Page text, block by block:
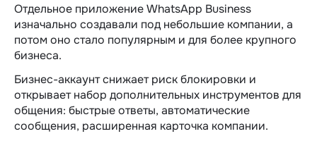
Отдельное приложение WhatsApp Business
изначально создавали под небольшие компании, а
потом оно стало популярным и для более крупного
бизнеса.
Бизнес-аккаунт снижает риск блокировки и
открывает набор дополнительных инструментов для
общения: быстрые ответы, автоматические
сообщения, расширенная карточка компании.